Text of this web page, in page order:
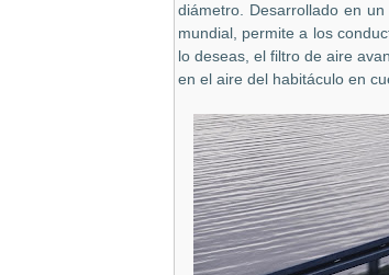
diámetro. Desarrollado en
mundial, permite a los
lo deseas, el filtro de aire
en el aire del habitáculo en